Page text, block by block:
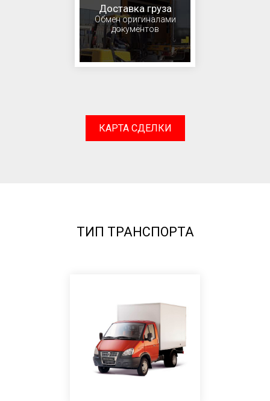
Доставка груза
Обмен оригиналами
документов
КАРТА СДЕЛКИ
ТИП ТРАНСПОРТА